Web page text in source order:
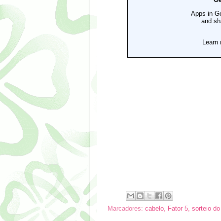
Marcadores: cabelo, Fator 5, sorteio